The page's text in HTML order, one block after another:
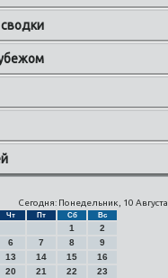
Сегодня: Понедельник, 10 Августа
Чт Пт Сб Вс
1
2
6 7 8
9
13 14 15
16
20 21 22
23